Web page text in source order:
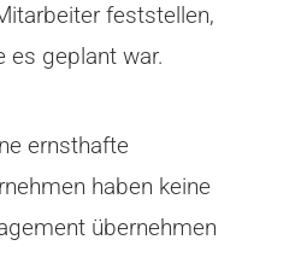
feststellen,
es geplant war.
ernsthafte
haben keine
übernehmen